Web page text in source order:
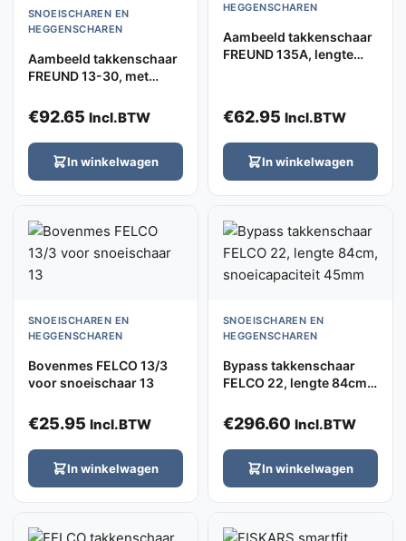
SNOEISCHAREN EN
HEGGENSCHAREN
Aambeeld takkenschaar
FREUND 13-30, met
trekhaak
€92.65 Incl.BTW
In winkelwagen
HEGGENSCHAREN
Aambeeld takkenschaar
FREUND 135A, lengte
€62.95 Incl.BTW
In winkelwagen
SNOEISCHAREN EN
HEGGENSCHAREN
Bovenmes FELCO 13/3
voor snoeischaar 13
€25.95 Incl.BTW
In winkelwagen
SNOEISCHAREN EN
HEGGENSCHAREN
Bypass takkenschaar
FELCO 22, lengte 84cm,
€296.60 Incl.BTW
In winkelwagen